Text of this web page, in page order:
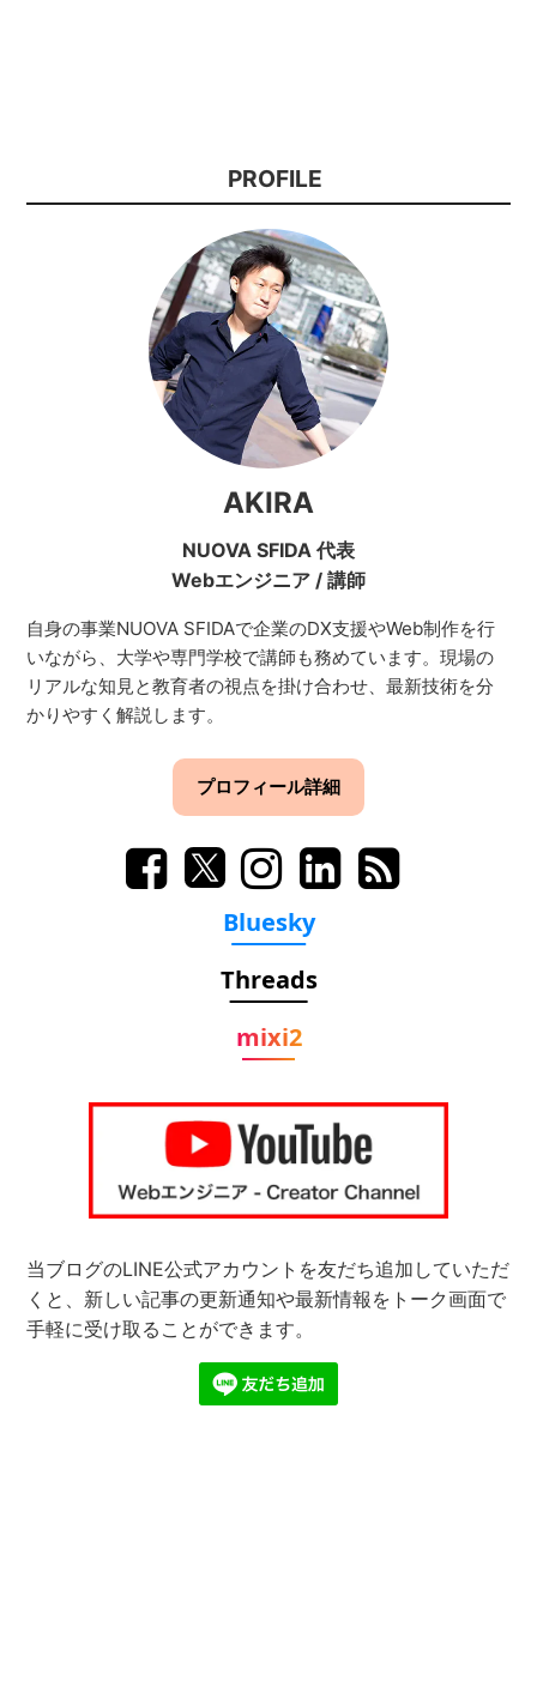
PROFILE
AKIRA
NUOVA SFIDA 代表
Webエンジニア / 講師
自身の事業NUOVA SFIDAで企業のDX支援やWeb制作を行
いながら、大学や専門学校で講師も務めています。現場の
リアルな知見と教育者の視点を掛け合わせ、最新技術を分
かりやすく解説します。
プロフィール詳細
Bluesky
Threads
mixi2
当ブログのLINE公式アカウントを友だち追加していただ
くと、新しい記事の更新通知や最新情報をトーク画面で
手軽に受け取ることができます。